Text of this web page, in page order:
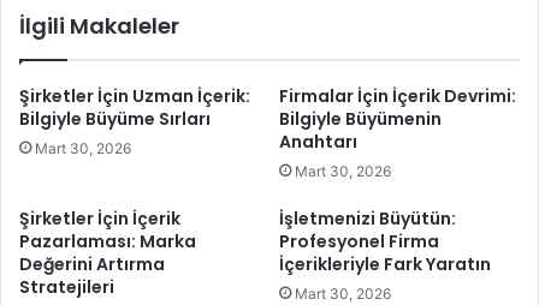
r
G
ü
z
l
i
k
a
v
i
K
i
m
İlgili Makaleler
Şirketler İçin Uzman İçerik:
Bilgiyle Büyüme Sırları
Mart 30, 2026
Firmalar İçin İçerik Devrimi:
Bilgiyle Büyümenin
Anahtarı
Mart 30, 2026
Şirketler İçin İçerik
Pazarlaması: Marka
Değerini Artırma
Stratejileri
İşletmenizi Büyütün:
Profesyonel Firma
İçerikleriyle Fark Yaratın
Mart 30, 2026